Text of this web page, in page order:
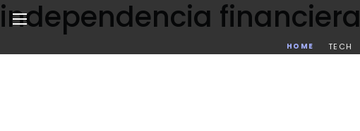
Skip
to
content
Noticias de negocios, innovación, tecnología y diseño
HOME TECH
independencia financiera